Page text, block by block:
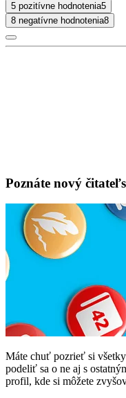
5 pozitívne hodnotenia5
8 negatívne hodnotenia8
Poznáte nový
Máte chuť pozrieť si všetky
podeliť sa o ne aj s
profil, kde si môžete